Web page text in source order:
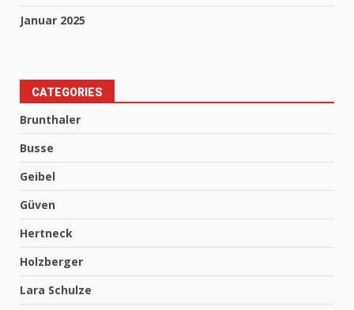
Januar 2025
CATEGORIES
Brunthaler
Busse
Geibel
Güven
Hertneck
Holzberger
Lara Schulze